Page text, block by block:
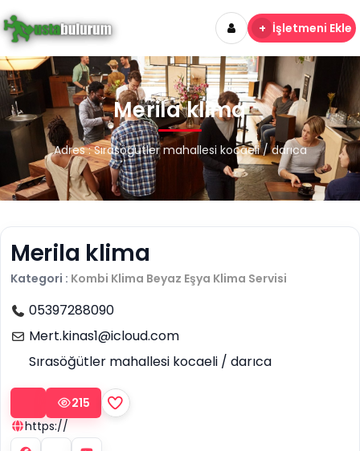
+ İşletmeni Ekle
Merila klima
Adres : Sırasöğütler mahallesi kocaeli / darıca
Merila klima
Kategori : Kombi Klima Beyaz Eşya Klima Servisi
05397288090
Mert.kinas1@icloud.com
Sırasöğütler mahallesi kocaeli / darıca
215
https://